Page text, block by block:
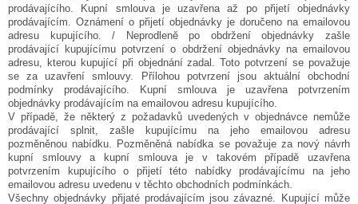
prodávajícího. Kupní smlouva je uzavřena až po přijetí objednávky
prodávajícím. Oznámení o přijetí objednávky je doručeno na emailovou
adresu kupujícího. / Neprodleně po obdržení objednávky zašle
prodávající kupujícímu potvrzení o obdržení objednávky na emailovou
adresu, kterou kupující při objednání zadal. Toto potvrzení se považuje
se za uzavření smlouvy. Přílohou potvrzení jsou aktuální obchodní
podmínky prodávajícího. Kupní smlouva je uzavřena potvrzením
objednávky prodávajícím na emailovou adresu kupujícího.
V případě, že některý z požadavků uvedených v objednávce nemůže
prodávající splnit, zašle kupujícímu na jeho emailovou adresu
pozměněnou nabídku. Pozměněná nabídka se považuje za nový návrh
kupní smlouvy a kupní smlouva je v takovém případě uzavřena
potvrzením kupujícího o přijetí této nabídky prodávajícímu na jeho
emailovou adresu uvedenu v těchto obchodních podmínkách.
Všechny objednávky přijaté prodávajícím jsou závazné. Kupující může